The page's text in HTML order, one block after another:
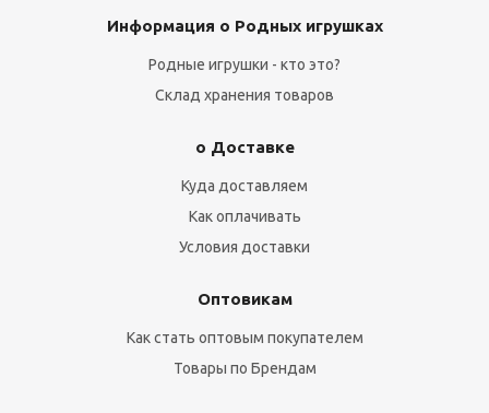
Информация о Родных игрушках
Родные игрушки - кто это?
Склад хранения товаров
о Доставке
Куда доставляем
Как оплачивать
Условия доставки
Оптовикам
Как стать оптовым покупателем
Товары по Брендам